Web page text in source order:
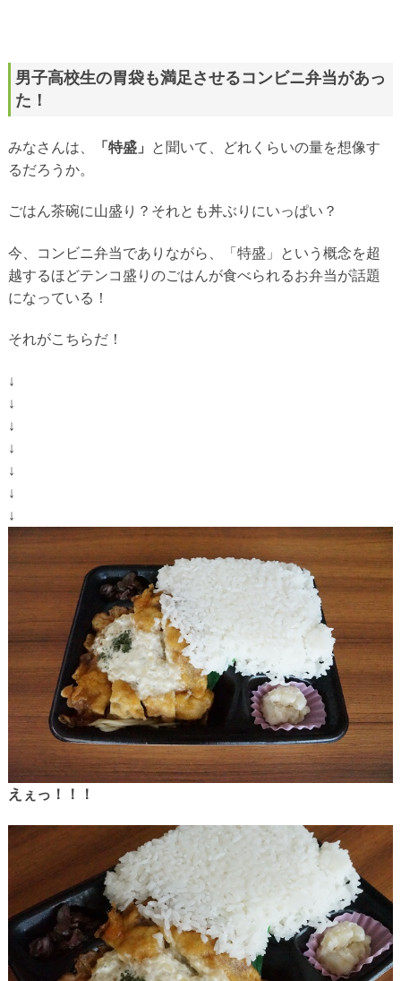
男子高校生の胃袋も満足させるコンビニ弁当があっ
た！
みなさんは、 「特盛」
と聞いて、どれくらいの量を想像す
るだろうか。
ごはん茶碗に山盛り？それとも丼ぶりにいっぱい？
今、コンビニ弁当でありながら、「特盛」という概念を超
越するほどテンコ盛りのごはんが食べられるお弁当が話題
になっている！
それがこちらだ！
↓
↓
↓
↓
↓
↓
↓
えぇっ！！！